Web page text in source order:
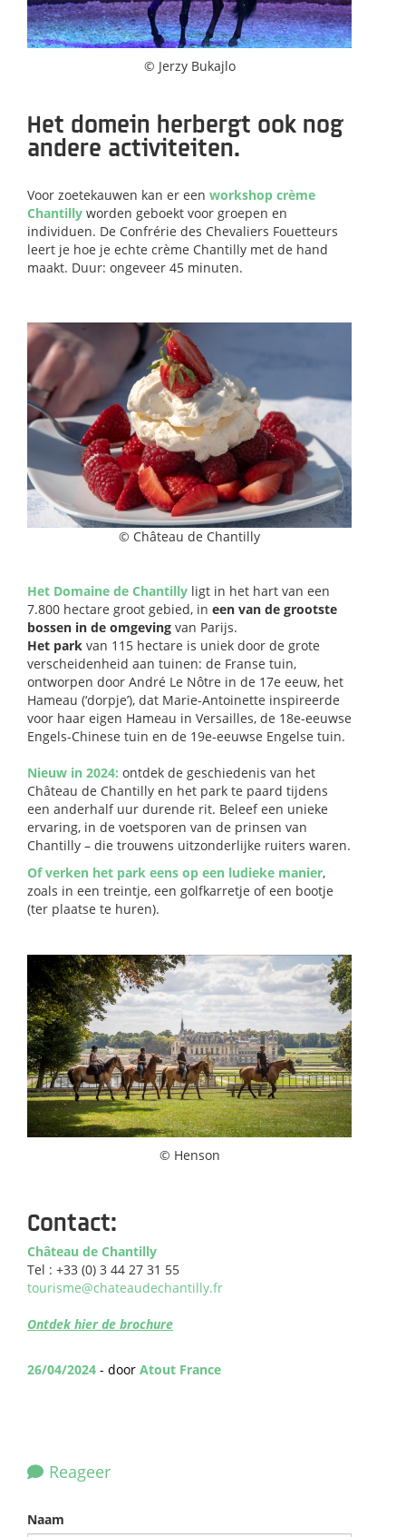
© Jerzy Bukajlo
Het domein herbergt ook nog
andere activiteiten.
Voor zoetekauwen kan er een workshop crème
Chantilly worden geboekt voor groepen en
individuen. De Confrérie des Chevaliers Fouetteurs
leert je hoe je echte crème Chantilly met de hand
maakt. Duur: ongeveer 45 minuten.
© Château de Chantilly​
Het Domaine de Chantilly ligt in het hart van een
7.800 hectare groot gebied, in een van de grootste
bossen in de omgeving van Parijs.​
Het park van 115 hectare is uniek door de grote
verscheidenheid aan tuinen: de Franse tuin,
ontworpen door André Le Nôtre in de 17e eeuw, het
Hameau (‘dorpje’), dat Marie-Antoinette inspireerde
voor haar eigen Hameau in Versailles, de 18e-eeuwse
Engels-Chinese tuin en de 19e-eeuwse Engelse tuin.
Nieuw in 2024: ontdek de geschiedenis van het
Château de Chantilly en het park te paard tijdens
een anderhalf uur durende rit. Beleef een unieke
ervaring, in de voetsporen van de prinsen van
Chantilly – die trouwens uitzonderlijke ruiters waren.
Of verken het park eens op een ludieke manier,
zoals in een treintje, een golfkarretje of een bootje
(ter plaatse te huren).
© Henson
Contact:
Château de Chantilly
Tel : +33 (0) 3 44 27 31 55
tourisme@chateaudechantilly.fr
Ontdek hier de brochure
26/04/2024 - door Atout France
Reageer
Naam